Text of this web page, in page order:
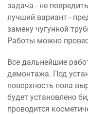
задача - не
лучший вариант -
замену чугунной
Работы можно
Все дальнейшие
демонтажа. Под
поверхность пола
будет установлено
проводится